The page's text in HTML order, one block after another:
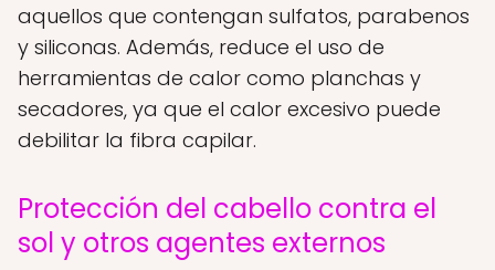
aquellos que contengan sulfatos, parabenos
y siliconas. Además, reduce el uso de
herramientas de calor como planchas y
secadores, ya que el calor excesivo puede
debilitar la fibra capilar.
Protección del cabello contra el
sol y otros agentes externos